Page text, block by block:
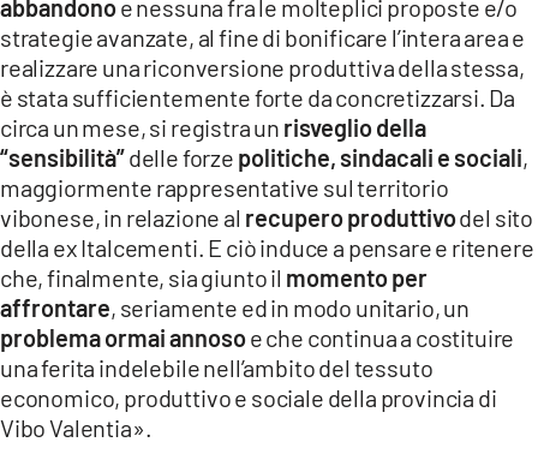
abbandonoe nessuna fra le molteplici proposte e/o
strategie avanzate, al fine di bonificare l’intera area e
realizzare una riconversione produttiva della stessa,
è stata sufficientemente forte da concretizzarsi. Da
circa un mese, si registra un risveglio della
“sensibilità”delle forze politiche, sindacali e sociali,
maggiormente rappresentative sul territorio
vibonese, in relazione al recupero produttivodel sito
della ex Italcementi. E ciò induce a pensare e ritenere
che, finalmente, sia giunto il momento per
affrontare, seriamente ed in modo unitario, un
problema ormai annosoe che continua a costituire
una ferita indelebile nell’ambito del tessuto
economico, produttivo e sociale della provincia di
Vibo Valentia».